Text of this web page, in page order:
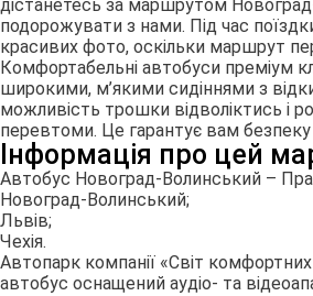
дістанетесь за маршрутом
подорожувати з нами. Під час
красивих фото, оскільки маршрут
Комфортабельні автобуси преміум
широкими, м’якими сидіннями з
можливість трошки відволіктись і
перевтоми. Це гарантує вам безпеку
Інформація про цей
Автобус Новоград-Волинський –
Новоград-Волинський;
Львів;
Чехія.
Автопарк компанії «Світ
автобус оснащений аудіо- та